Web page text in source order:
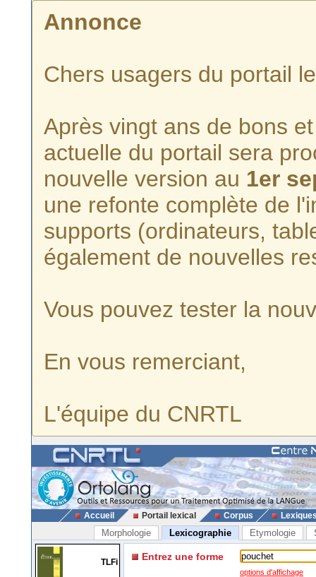
Annonce
Chers usagers du portail
Après vingt ans de bons
actuelle du portail sera
nouvelle version au 1er
une refonte complète de
supports (ordinateurs,
également de nouvelles
Vous pouvez tester la
En vous remerciant,
L'équipe du CNRTL
Accueil Portail lexical Corpus
Morphologie Lexicographie Etymologie
TLFi Entrez une forme
options d'affichage